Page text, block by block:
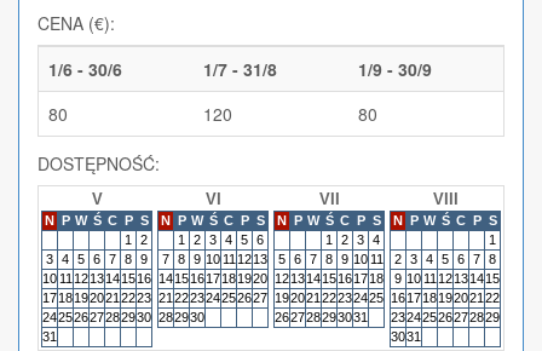
CENA (€):
1/6 - 30/6
1/7 - 31/8
1/9 - 30/9
80
120 80
DOSTĘPNOŚĆ:
V
N P W Ś C P S
1
2
3 4 5 6 7 8 9
10 11 1213141516
1718192021 2223
24252627282930
31
VI
N P W Ś C P S
1
2 3 4 5 6
7 8 9 10 11 1213
14151617181920
21 222324252627
282930
VII
N P W Ś C P S
1
2 3 4
5 6 7 8 9 10 11
12131415161718
192021 22232425
262728293031
VIII
N P W Ś C P S
1
2 3 4 5 6 7 8
9 10 11 12131415
161718192021 22
23242526272829
3031